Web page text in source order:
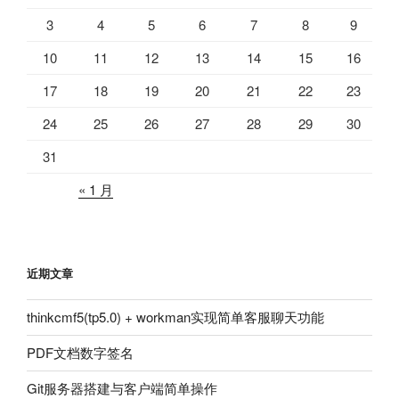
3
4 5 6 7 8
9
10
11 12 13 14 15
16
17
18 19 20 21 22
23
24
25 26 27 28 29
30
31
« 1 月
近期文章
thinkcmf5(tp5.0) + workman实现简单客服聊天功能
PDF文档数字签名
Git服务器搭建与客户端简单操作